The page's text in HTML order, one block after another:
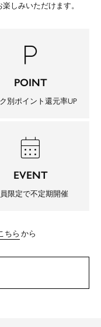
しみいただけます。
local_parking
POINT
別ポイント還元率UP
calendar_month
EVENT
限定で不定期開催
ちら から